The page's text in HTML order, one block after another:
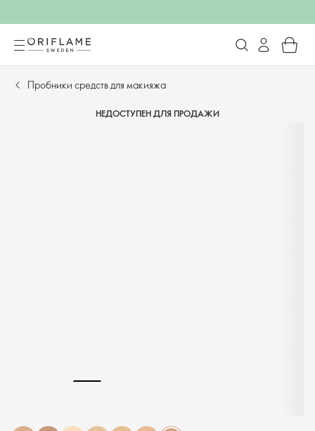
Пробники средств для макияжа
НЕДОСТУПЕН ДЛЯ ПРОДАЖИ